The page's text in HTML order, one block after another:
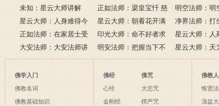
六根清净方为
来是向前。
悲咒功德大吗
看风水与算命
运？
未知：星云大师讲解
正如法师：梁皇宝忏 慈
悲道场
明空法师：明
《心经》中的
星云大师：人身难得今
已得，佛法难闻今已闻；
此身不向今生度，更向何
生度此身？
星云大师：朝看花开满
树红，暮看花落树还空；
若将花比人间事，花与人
间事一同。
净界法师：打
该怎么念佛？
正如法师：在家居士受
五戒可以搭缦衣吗？
印光大师：命不好者求
美好姻缘，有个简单方
法
星云大师：人
是怎样的？
大安法师：大安法师讲
解
明安法师：把握当下不
后悔
星云大师：天
为毡，日月星
夜间不敢长伸
破海底天。
佛学入门
佛教名词
佛教基础知识
佛经
心经
金刚经
佛咒
大悲咒
楞严咒
佛教
惟贤
蕅益